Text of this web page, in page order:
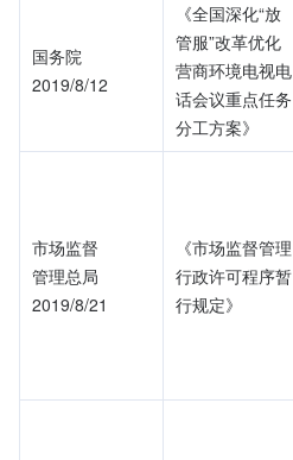
国务院
2019/8/12
《全国深化“放
管服”改革优化
营商环境电视电
话会议重点任务
分工方案》
市场监督
管理总局
2019/8/21
《市场监督管理
行政许可程序暂
行规定》